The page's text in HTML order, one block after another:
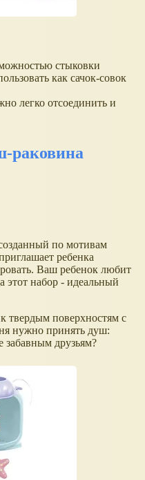
стыковки
как сачок-совок
легко отсоединить и
раковина
по мотивам
ребенка
Ваш ребенок любит
этот набор - идеальный
твердым поверхностям с
нужно принять душ:
друзьям?